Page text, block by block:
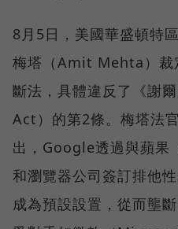
8月5日，美國華盛頓特
梅塔（Amit Mehta）裁
斷法，具體違反了《謝
Act）的第2條。梅塔法
出，Google透過與蘋果
和瀏覽器公司簽訂排他
成為預設設置，從而壟